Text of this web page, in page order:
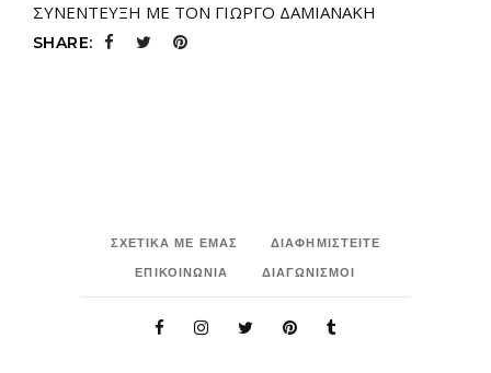
ΣΥΝΕΝΤΕΥΞΗ ΜΕ ΤΟΝ ΓΙΩΡΓΟ ΔΑΜΙΑΝΑΚΗ
SHARE:
ΣΧΕΤΙΚΑ ΜΕ ΕΜΑΣ
ΔΙΑΦΗΜΙΣΤΕΙΤΕ
ΕΠΙΚΟΙΝΩΝΙΑ
ΔΙΑΓΩΝΙΣΜΟΙ